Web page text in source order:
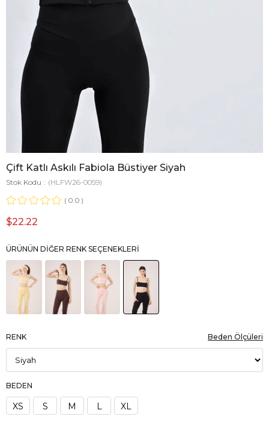
Çift Katlı Askılı Fabiola Büstiyer Siyah
Stok Kodu
(HLFW26-0059)
0.0
$22.22
ÜRÜNÜN DIĞER RENK SEÇENEKLERI
RENK
BEDEN
XS S M L XL
Beden Ölçüleri